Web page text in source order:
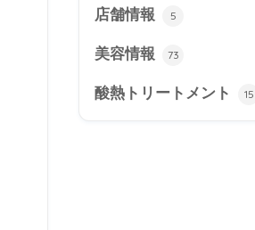
店舗情報 5
美容情報 73
酸熱トリートメント 15